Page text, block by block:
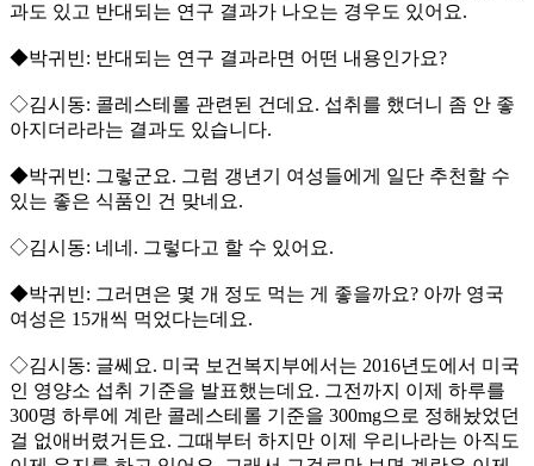
과도 있고 반대되는 연구 결과가 나오는 경우도 있어요.
◆박귀빈: 반대되는 연구 결과라면 어떤 내용인가요?
◇김시동: 콜레스테롤 관련된 건데요. 섭취를 했더니 좀 안 좋
아지더라라는 결과도 있습니다.
◆박귀빈: 그렇군요. 그럼 갱년기 여성들에게 일단 추천할 수
있는 좋은 식품인 건 맞네요.
◇김시동: 네네. 그렇다고 할 수 있어요.
◆박귀빈: 그러면은 몇 개 정도 먹는 게 좋을까요? 아까 영국
여성은 15개씩 먹었다는데요.
◇김시동: 글쎄요. 미국 보건복지부에서는 2016년도에서 미국
인 영양소 섭취 기준을 발표했는데요. 그전까지 이제 하루를
300명 하루에 계란 콜레스테롤 기준을 300mg으로 정해놨었던
걸 없애버렸거든요. 그때부터 하지만 이제 우리나라는 아직도